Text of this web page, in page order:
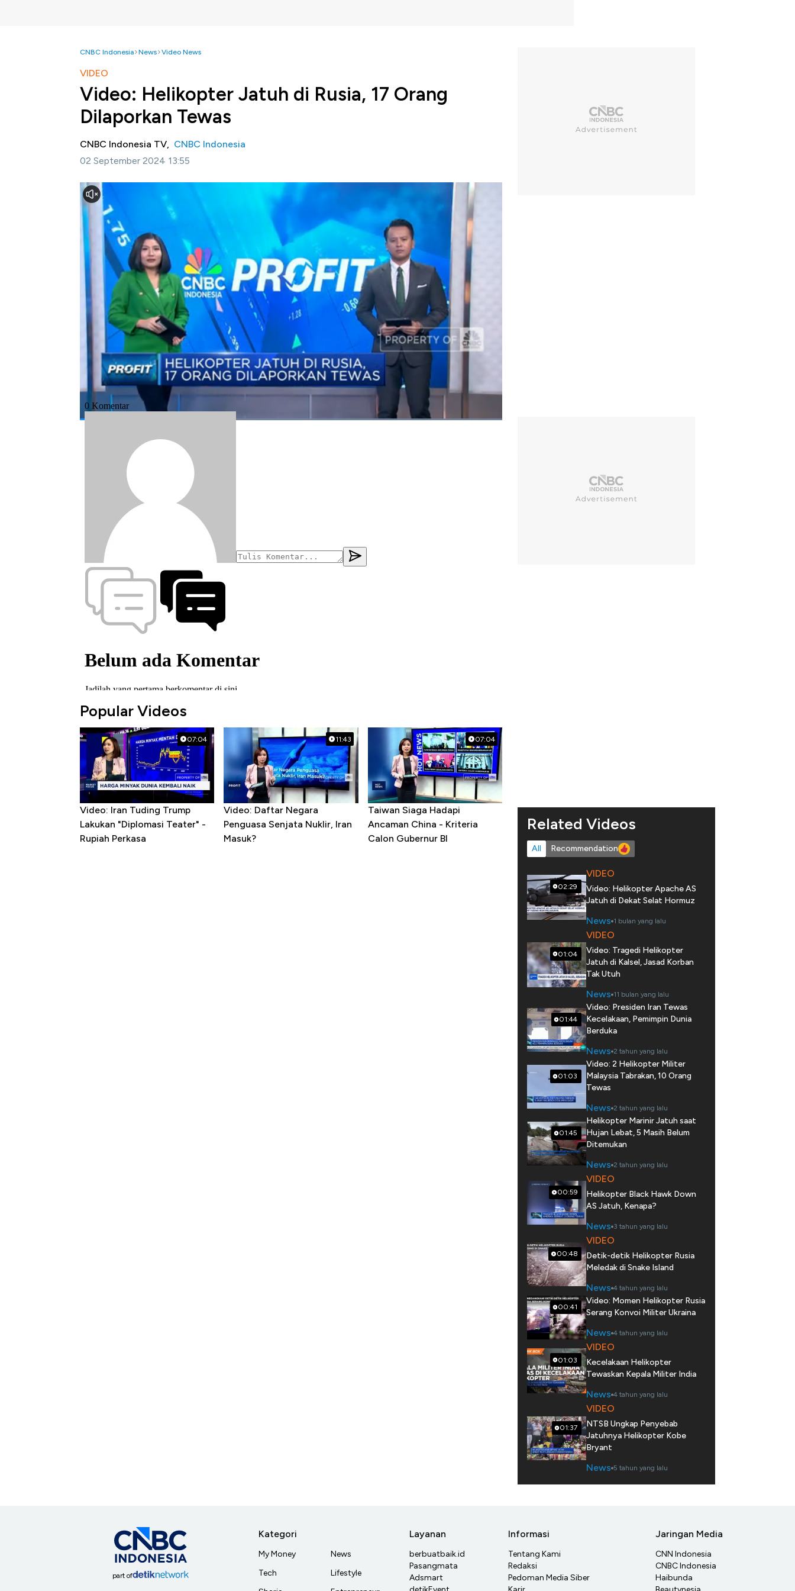
CNBC Indonesia News Video News
VIDEO
Video: Helikopter Jatuh di Rusia, 17 Orang
Dilaporkan Tewas
CNBC Indonesia TV, CNBC Indonesia
02 September 2024 13:55
Jakarta, CNBC Indonesia -
Sebuah helikopter dilaporkan jatuh di Semenanjung Kamchatka, Rusia
pada Minggu waktu setempat. Tim penyelamat sejauh ini telah menemukan 17 jenazah dari puing
puing reruntuhan helicopter.
Simak informasi selengkapnya dalam program Profit CNBC Indonesia (Senin, 02/09/2024) berikut
ini.
Bagikan:
#helikopter #semenanjung kamchatka #rusia
Popular Videos
07:04
Video: Iran Tuding Trump
Lakukan "Diplomasi Teater" -
Rupiah Perkasa
11:43
Video: Daftar Negara
Penguasa Senjata Nuklir, Iran
Masuk?
07:04
Taiwan Siaga Hadapi
Ancaman China - Kriteria
Calon Gubernur BI
Related Videos
All Recommendation
02:29
VIDEO
Video: Helikopter Apache AS
Jatuh di Dekat Selat Hormuz
News 1 bulan yang lalu
01:04
VIDEO
Video: Tragedi Helikopter
Jatuh di Kalsel, Jasad Korban
Tak Utuh
News 11 bulan yang lalu
01:44
Video: Presiden Iran Tewas
Kecelakaan, Pemimpin Dunia
Berduka
News 2 tahun yang lalu
01:03
Video: 2 Helikopter Militer
Malaysia Tabrakan, 10 Orang
Tewas
News 2 tahun yang lalu
01:45
Helikopter Marinir Jatuh saat
Hujan Lebat, 5 Masih Belum
Ditemukan
News 2 tahun yang lalu
00:59
VIDEO
Helikopter Black Hawk Down
AS Jatuh, Kenapa?
News 3 tahun yang lalu
00:48
VIDEO
Detik-detik Helikopter Rusia
Meledak di Snake Island
News 4 tahun yang lalu
00:41
Video: Momen Helikopter Rusia
Serang Konvoi Militer Ukraina
News 4 tahun yang lalu
01:03
VIDEO
Kecelakaan Helikopter
Tewaskan Kepala Militer India
News 4 tahun yang lalu
01:37
VIDEO
NTSB Ungkap Penyebab
Jatuhnya Helikopter Kobe
Bryant
News 5 tahun yang lalu
part of
Kategori
My Money
Tech
News
Lifestyle
Layanan
berbuatbaik.id
Pasangmata
Adsmart
Informasi
Tentang Kami
Redaksi
Pedoman Media Siber
Jaringan Media
CNN Indonesia
CNBC Indonesia
Haibunda